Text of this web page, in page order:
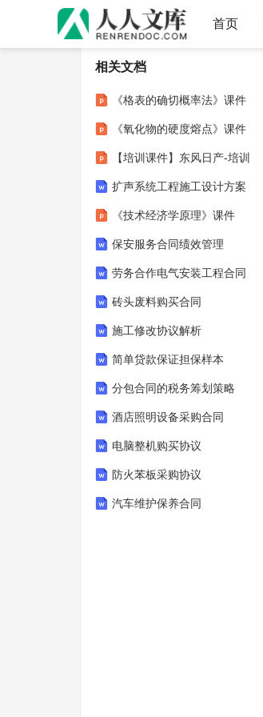
首页
相关文档
《格表的确切概率法》课件
《氧化物的硬度熔点》课件
【培训课件】东风日产-培训
扩声系统工程施工设计方案
《技术经济学原理》课件
保安服务合同绩效管理
劳务合作电气安装工程合同
砖头废料购买合同
施工修改协议解析
简单贷款保证担保样本
分包合同的税务筹划策略
酒店照明设备采购合同
电脑整机购买协议
防火苯板采购协议
汽车维护保养合同